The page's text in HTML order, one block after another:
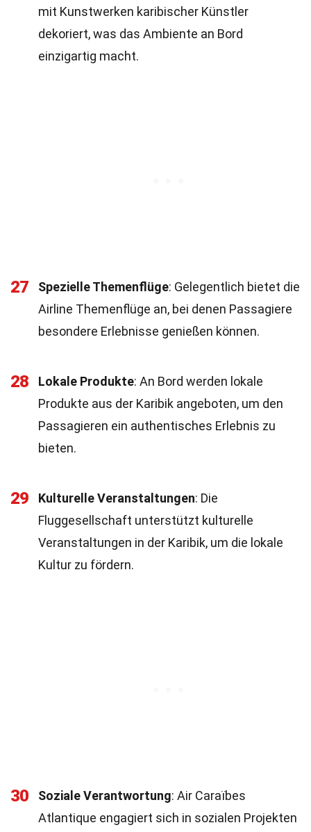
mit Kunstwerken karibischer Künstler
dekoriert, was das Ambiente an Bord
einzigartig macht.
27 Spezielle Themenflüge: Gelegentlich bietet die
Airline Themenflüge an, bei denen Passagiere
besondere Erlebnisse genießen können.
28 Lokale Produkte: An Bord werden lokale
Produkte aus der Karibik angeboten, um den
Passagieren ein authentisches Erlebnis zu
bieten.
29 Kulturelle Veranstaltungen: Die
Fluggesellschaft unterstützt kulturelle
Veranstaltungen in der Karibik, um die lokale
Kultur zu fördern.
30 Soziale Verantwortung: Air Caraïbes
Atlantique engagiert sich in sozialen Projekten